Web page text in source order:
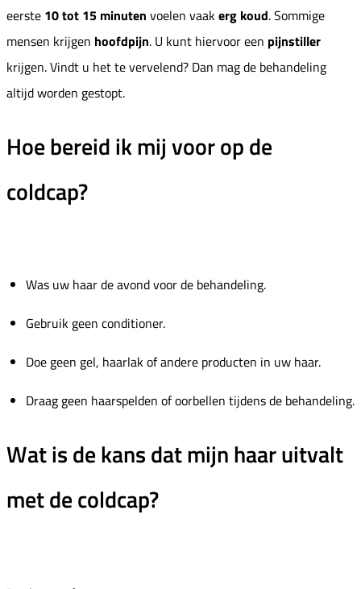
eerste 10 tot 15 minuten voelen vaakerg koud. Sommige
mensen krijgen hoofdpijn. U kunt hiervoor een pijnstiller
krijgen. Vindt u het te vervelend? Dan mag de behandeling
altijd worden gestopt.
Hoe bereid ik mij voor op de
coldcap?
Was uw haar de avond voor de behandeling.
Gebruik geen conditioner.
Doe geen gel, haarlak of andere producten in uw haar.
Draag geen haarspelden of oorbellen tijdens de behandeling.
Wat is de kans dat mijn haar uitvalt
met de coldcap?